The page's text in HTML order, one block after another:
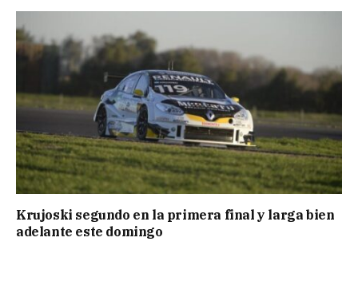
Krujoski segundo en la primera final y larga bien
adelante este domingo